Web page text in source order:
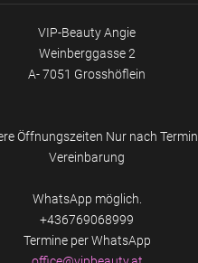
VIP-Beauty Angie
Weinberggasse 2
A- 7051 Grosshöflein
Öffnungszeiten Nur nach Termin
Vereinbarung
WhatsApp möglich.
+436769068999
Termine per WhatsApp